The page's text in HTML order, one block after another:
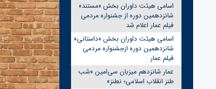
اسامی هیئت داوران بخش «مستند»
شانزدهمین دوره از جشنواره مردمی
فیلم عمار اعلام شد
اسامی هیئت داوران بخش «داستانی»
شانزدهمین دوره ازجشنواره مردمی
فیلم عمار
عمار شانزدهم میزبان سی‌امین «شب
طنز انقلاب اسلامی؛ نطنز»